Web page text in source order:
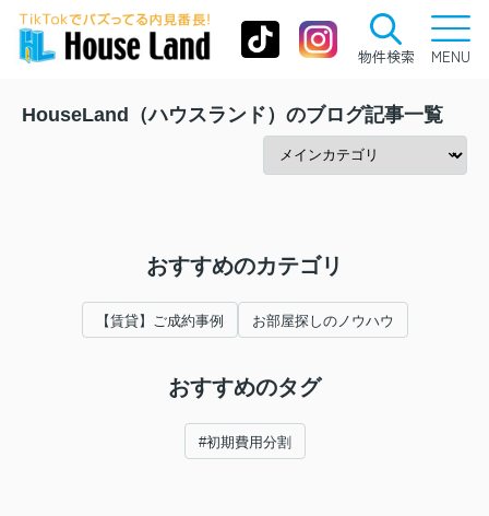
物件検索 MENU
HouseLand（ハウスランド）のブログ記事一覧
おすすめのカテゴリ
【賃貸】ご成約事例 お部屋探しのノウハウ
おすすめのタグ
#初期費用分割